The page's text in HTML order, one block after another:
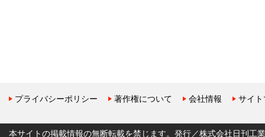
プライバシーポリシー 著作権について 会社情報 サイ
本サイトの掲載情報の無断転載を禁じます。発行／株式会社日刊